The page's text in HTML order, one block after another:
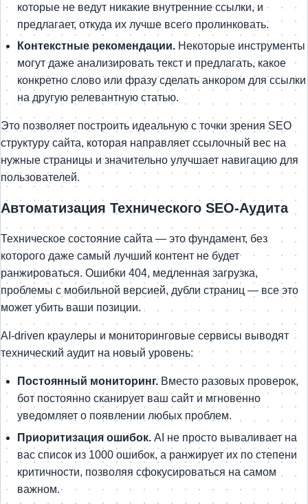
которые не ведут никакие внутренние ссылки, и
предлагает, откуда их лучше всего пролинковать.
Контекстные рекомендации. Некоторые инструменты
могут даже анализировать текст и предлагать, какое
конкретно слово или фразу сделать анкором для ссылки
на другую релевантную статью.
Это позволяет построить идеальную с точки зрения SEO
структуру сайта, которая направляет ссылочный вес на
нужные страницы и значительно улучшает навигацию для
пользователей.
Автоматизация Технического SEO-Аудита
Техническое состояние сайта — это фундамент, без
которого даже самый лучший контент не будет
ранжироваться. Ошибки 404, медленная загрузка,
проблемы с мобильной версией, дубли страниц — все это
может убить ваши позиции.
AI-driven краулеры и мониторинговые сервисы выводят
технический аудит на новый уровень:
Постоянный мониторинг.Вместо разовых проверок,
бот постоянно сканирует ваш сайт и мгновенно
уведомляет о появлении любых проблем.
Приоритизация ошибок. AI не просто вываливает на
вас список из 1000 ошибок, а ранжирует их по степени
критичности, позволяя сфокусироваться на самом
важном.